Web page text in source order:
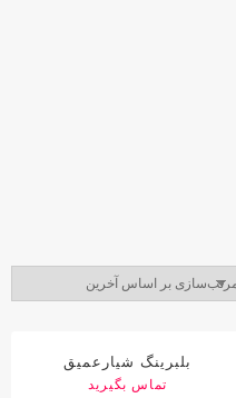
بلبرینگ شیارعمیق
تماس بگیرید